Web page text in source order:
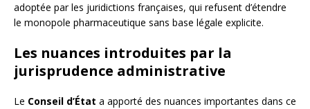
adoptée par les juridictions françaises, qui refusent d’étendre
le monopole pharmaceutique sans base légale explicite.
Les nuances introduites par la
jurisprudence administrative
Le Conseil d’État a apporté des nuances importantes dans ce